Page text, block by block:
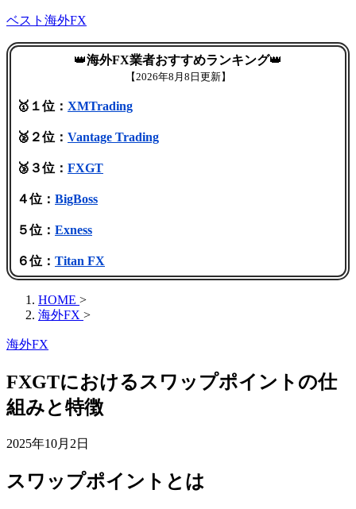
ベスト海外FX
👑海外FX業者おすすめランキング👑
【2026年8月8日更新】
🥇１位： XMTrading
🥈２位： Vantage Trading
🥉３位： FXGT
４位： BigBoss
５位： Exness
６位： Titan FX
HOME >
海外FX >
海外FX
FXGTにおけるスワップポイントの仕
組みと特徴
2025年10月2日
スワップポイントとは